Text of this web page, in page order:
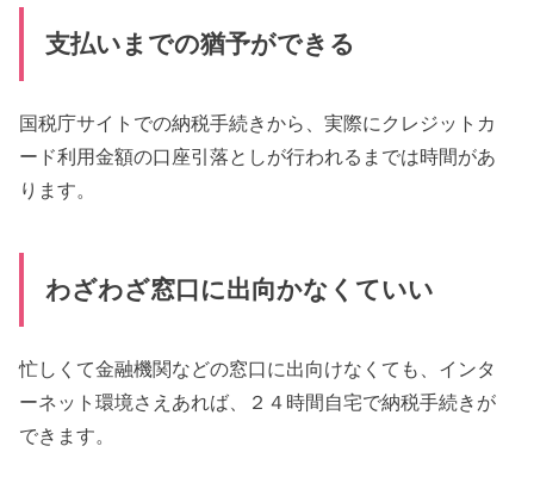
支払いまでの猶予ができる
国税庁サイトでの納税手続きから、実際にクレジットカ
ード利用金額の口座引落としが行われるまでは時間があ
ります。
わざわざ窓口に出向かなくていい
忙しくて金融機関などの窓口に出向けなくても、インタ
ーネット環境さえあれば、２４時間自宅で納税手続きが
できます。